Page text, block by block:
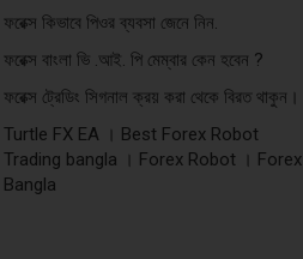
ফরেক্স কিভাবে পিওর ব্যবসা জেনে নিন.
ফরেক্স বাংলা ভি .আই. পি মেম্বার কেন হবেন ?
ফরেক্স ট্রেডিং সিগনাল ক্রয় করা থেকে বিরত থাকুন।
Turtle FX EA । Best Forex Robot
Trading bangla । Forex Robot । Forex
Bangla